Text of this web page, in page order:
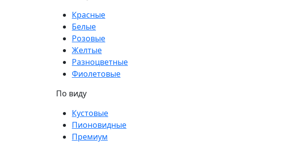
Красные
Белые
Розовые
Желтые
Разноцветные
Фиолетовые
По виду
Кустовые
Пионовидные
Премиум